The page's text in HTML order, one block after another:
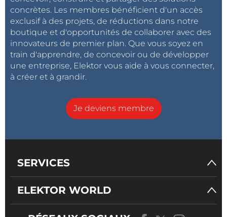
concrètes. Les membres bénéficient d'un accès
exclusif à des projets, de réductions dans notre
boutique et d'opportunités de collaborer avec des
innovateurs de premier plan. Que vous soyez en
train d'apprendre, de concevoir ou de développer
une entreprise, Elektor vous aide à vous connecter,
à créer et à grandir.
Je deviens membre
SERVICES
ELEKTOR WORLD